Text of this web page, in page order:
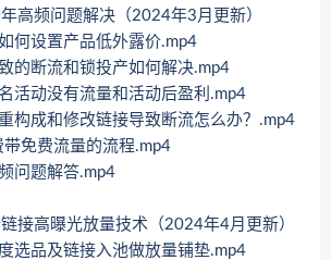
高频问题解决（2024年3月更新）
何设置产品低外露价.mp4
的断流和锁投产如何解决.mp4
活动没有流量和活动后盈利.mp4
构成和修改链接导致断流怎么办？.mp4
免费流量的流程.mp4
问题解答.mp4
接高曝光放量技术（2024年4月更新）
选品及链接入池做放量铺垫.mp4